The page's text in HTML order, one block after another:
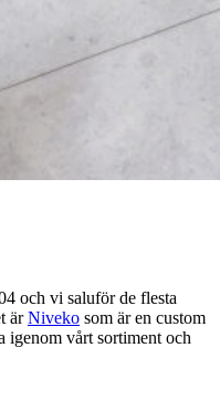
och vi saluför de flesta
ärNiveko som är en custom
igenom vårt sortiment och